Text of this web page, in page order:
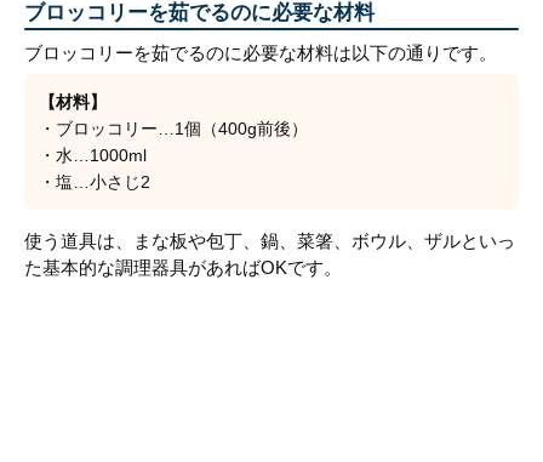
ブロッコリーを茹でるのに必要な材料
ブロッコリーを茹でるのに必要な材料は以下の通りです。
【材料】
・ブロッコリー…1個（400g前後）
・水…1000ml
・塩…小さじ2
使う道具は、まな板や包丁、鍋、菜箸、ボウル、ザルといっ
た基本的な調理器具があればOKです。